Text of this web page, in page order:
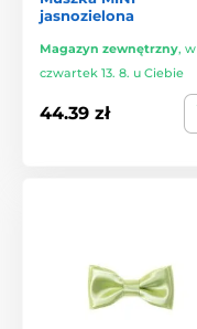
jasnozielona
Magazyn zewnętrzny, w
czwartek 13. 8. u Ciebie
44.39 zł